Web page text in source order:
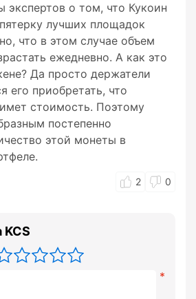
экспертов о том, что Кукоин
лучших площадок
что в этом случае объем
ежедневно. А как это
Да просто держатели
его приобретать, что
стоимость. Поэтому
постепенно
этой монеты в
2 0